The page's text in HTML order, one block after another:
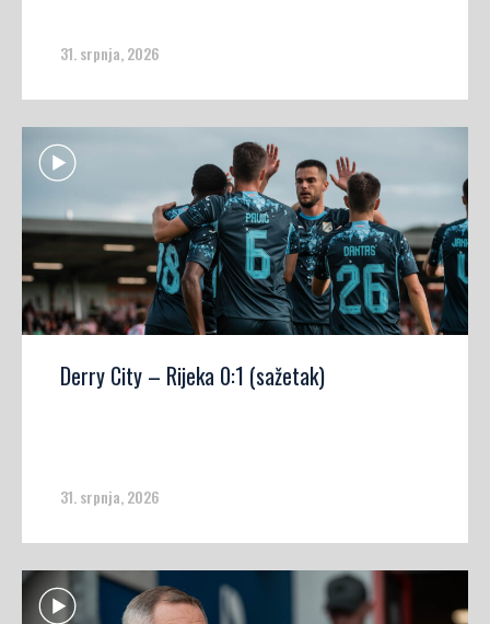
31. srpnja, 2026
Derry City – Rijeka 0:1 (sažetak)
31. srpnja, 2026